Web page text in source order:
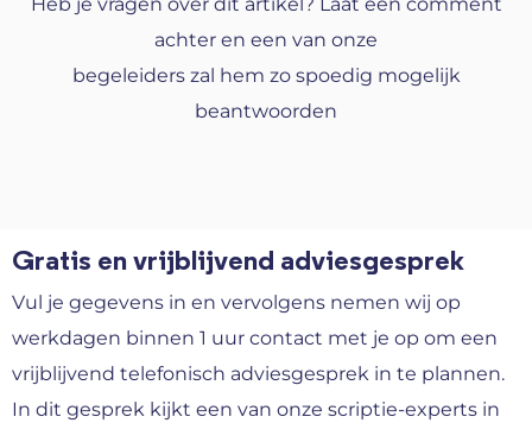
achter en een van onze
begeleiders zal hem zo spoedig mogelijk
beantwoorden
Gratis en vrijblijvend adviesgesprek
Vul je gegevens in en vervolgens nemen wij op
werkdagen binnen 1 uur contact met je op om een
vrijblijvend telefonisch adviesgesprek in te plannen.
In dit gesprek kijkt een van onze scriptie-experts in